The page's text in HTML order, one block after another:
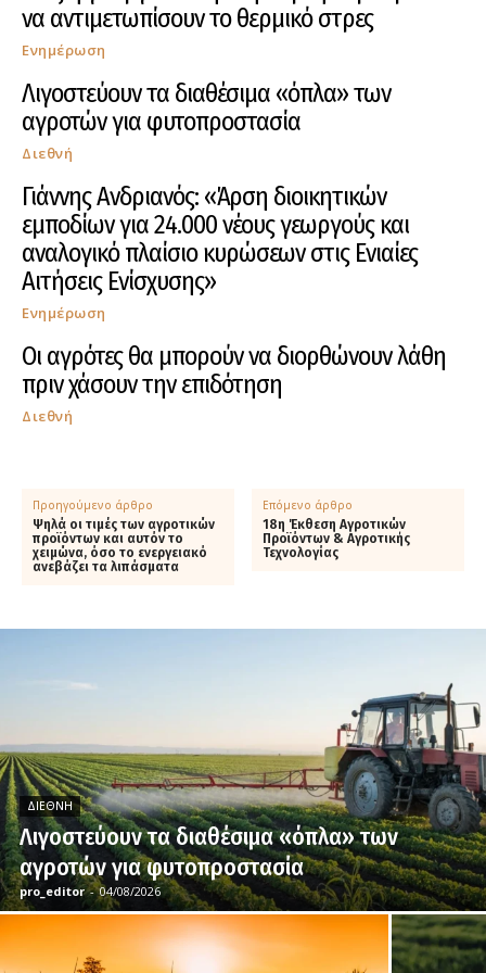
να αντιμετωπίσουν το θερμικό στρες
Ενημέρωση
Λιγοστεύουν τα διαθέσιμα «όπλα» των
αγροτών για φυτοπροστασία
Διεθνή
Γιάννης Ανδριανός: «Άρση διοικητικών
εμποδίων για 24.000 νέους γεωργούς και
αναλογικό πλαίσιο κυρώσεων στις Ενιαίες
Αιτήσεις Ενίσχυσης»
Ενημέρωση
Οι αγρότες θα μπορούν να διορθώνουν λάθη
πριν χάσουν την επιδότηση
Διεθνή
Προηγούμενο άρθρο
Ψηλά οι τιμές των αγροτικών
προϊόντων και αυτόν το
χειμώνα, όσο το ενεργειακό
ανεβάζει τα λιπάσματα
Επόμενο άρθρο
18η Έκθεση Αγροτικών
Προϊόντων & Αγροτικής
Τεχνολογίας
ΔΙΕΘΝΉ
Λιγοστεύουν τα διαθέσιμα «όπλα» των
αγροτών για φυτοπροστασία
pro_editor - 04/08/2026